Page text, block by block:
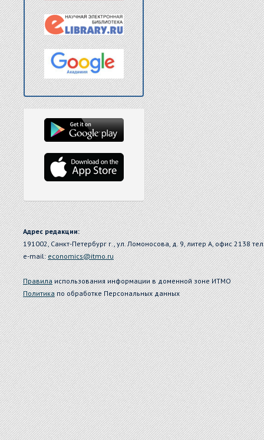
Адрес редакции:
191002, Санкт-Петербург г., ул. Ломоносова, д. 9, литер А, офис 2138
e-mail:economics@itmo.ru
Правилаиспользования информации в доменной зоне ИТМО
Политикапо обработке Персональных данных